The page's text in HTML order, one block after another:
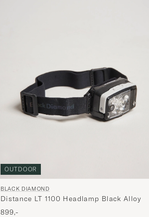
OUTDOOR
BLACK DIAMOND
Distance LT 1100 Headlamp Black Alloy
899,-